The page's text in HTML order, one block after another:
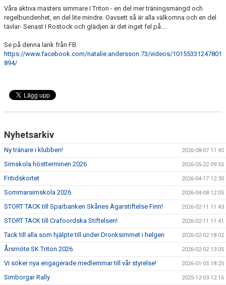
Våra aktiva masters simmare I Triton - en del mer träningsmängd och
regelbundenhet, en del lite mindre. Oavsett så är alla välkomna och en del
tävlar- Senast I Rostock och glädjen är det inget fel på....
Se på denna lank från FB:
https://www.facebook.com/natalie.andersson.73/videos/10155331247801
894/
Nyhetsarkiv
Ny tränare i klubben! 2026-08-07 11:45
Simskola höstterminen 2026 2026-05-22 09:55
Fritidskortet 2026-04-17 12:30
Sommarsimskola 2026 2026-04-08 12:05
STORT TACK till Sparbanken Skånes Ägarstiftelse Finn! 2026-02-11 11:43
STORT TACK till Crafoordska Stiftelsen! 2026-02-11 11:41
Tack till alla som hjälpte till under Dronksimmet i helgen 2026-02-02 18:02
Årsmöte SK Triton 2026 2026-02-02 13:05
Vi söker nya engagerade medlemmar till vår styrelse! 2026-01-05 18:25
Simborgar Rally 2025-12-03 12:16